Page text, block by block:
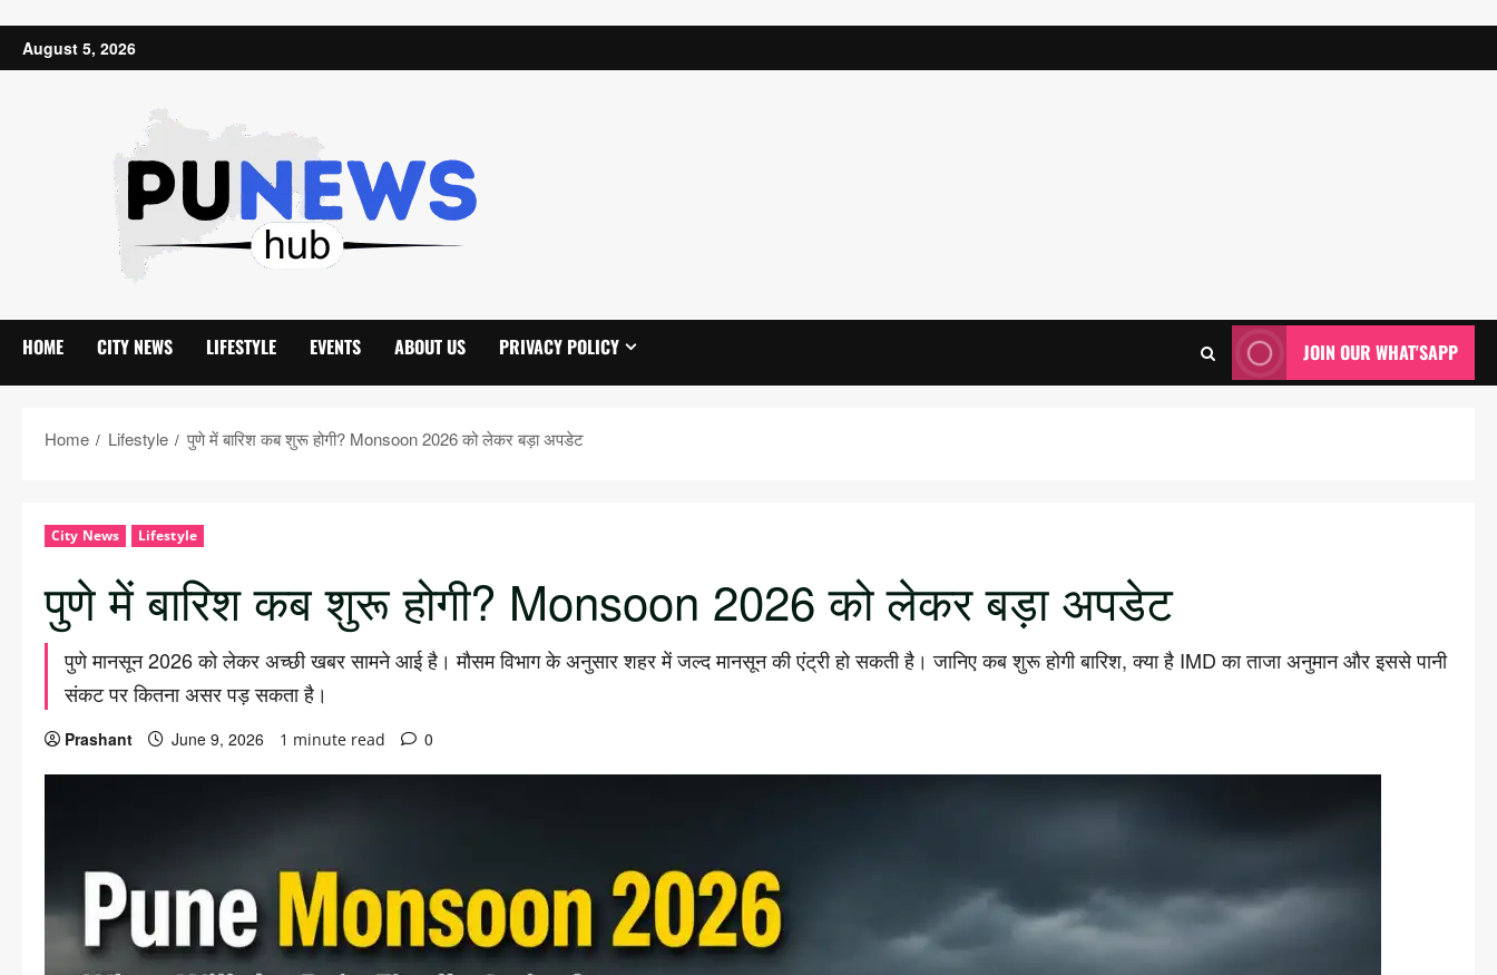
August 5, 2026
HOME CITY NEWS LIFESTYLE EVENTS ABOUT US PRIVACY POLICY JOIN OUR WHAT'SAPP
Home Lifestyle पुणे में बारिश कब शुरू होगी? Monsoon 2026 को लेकर बड़ा अपडेट
City News Lifestyle
पुणे में बारिश कब शुरू होगी? Monsoon 2026 को लेकर बड़ा अपडेट
पुणे मानसून 2026 को लेकर अच्छी खबर सामने आई है। मौसम विभाग के अनुसार शहर में जल्द मानसून की एंट्री हो सकती है। जानिए कब शुरू होगी बारिश, क्या है IMD का ताजा अनुमान और इससे पानी
संकट पर कितना असर पड़ सकता है।
Prashant June 9, 2026 1 minute read 0